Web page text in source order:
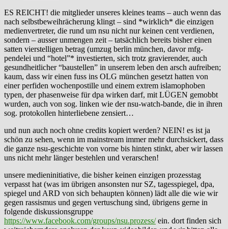
ES REICHT! die mitglieder unseres kleines teams – auch wenn das
nach selbstbeweihrächerung klingt – sind *wirklich* die einzigen
medienvertreter, die rund um nsu nicht nur keinen cent verdienen,
sondern – ausser unmengen zeit – tatsächlich bereits bisher einen
satten vierstelligen betrag (umzug berlin münchen, davor mfg-
pendelei und “hotel”* investierten, sich trotz gravierender, auch
gesundheitlicher “baustellen” in unserem leben den arsch aufreiben;
kaum, dass wir einen fuss ins OLG münchen gesetzt hatten von
einer perfiden wochenpostille und einem extrem islamophoben
typen, der phasenweise für dpa wirken darf, mit LÜGEN gemobbt
wurden, auch von sog. linken wie der nsu-watch-bande, die in ihren
sog. protokollen hinterliebene zensiert…
und nun auch noch ohne credits kopiert werden? NEIN! es ist ja
schön zu sehen, wenn im mainstream immer mehr durchsickert, dass
die ganze nsu-geschichte von vorne bis hinten stinkt, aber wir lassen
uns nicht mehr länger bestehlen und verarschen!
unsere medieninitiative, die bisher keinen einzigen prozesstag
verpasst hat (was im übrigen ansonsten nur SZ, tagesspiegel, dpa,
spiegel und ARD von sich behaupten können) lädt alle die wie wir
gegen rassismus und gegen vertuschung sind, übrigens gerne in
folgende diskussionsgruppe
https://www.facebook.com/groups/nsu.prozess/ein. dort finden sich